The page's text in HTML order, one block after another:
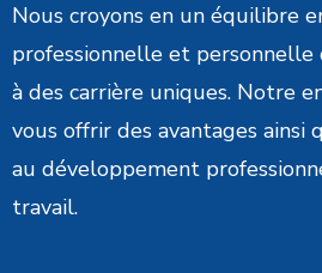
Nous croyons en un équilibre
professionnelle et personnelle
à des carrière uniques. Notre
vous offrir des avantages ainsi
au développement
travail.